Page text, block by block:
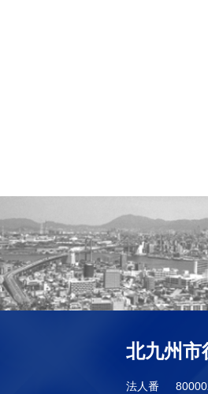
北九州市
法人番